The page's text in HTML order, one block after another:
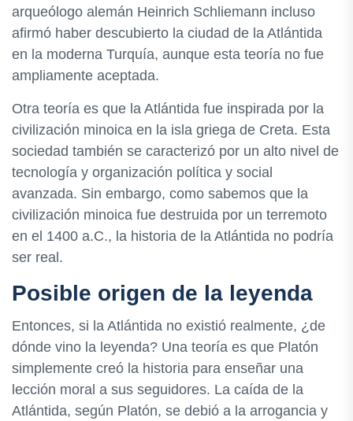
arqueólogo alemán Heinrich Schliemann incluso
afirmó haber descubierto la ciudad de la Atlántida
en la moderna Turquía, aunque esta teoría no fue
ampliamente aceptada.
Otra teoría es que la Atlántida fue inspirada por la
civilización minoica en la isla griega de Creta. Esta
sociedad también se caracterizó por un alto nivel de
tecnología y organización política y social
avanzada. Sin embargo, como sabemos que la
civilización minoica fue destruida por un terremoto
en el 1400 a.C., la historia de la Atlántida no podría
ser real.
Posible origen de la leyenda
Entonces, si la Atlántida no existió realmente, ¿de
dónde vino la leyenda? Una teoría es que Platón
simplemente creó la historia para enseñar una
lección moral a sus seguidores. La caída de la
Atlántida, según Platón, se debió a la arrogancia y